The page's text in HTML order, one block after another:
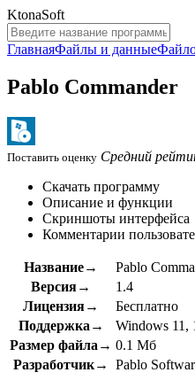
KtonaSoft
ГлавнаяФайлы и данные
Pablo Commander
Поставить оценку Средний
Скачать программу
Описание и функции
Скриншоты интерфейса
Комментарии
Название→
Pablo
Версия→
1.4
Лицензия→
Бесплатно
Поддержка→
Windows 11,
Размер файла→ 0.1 Мб
Разработчик→
Pablo